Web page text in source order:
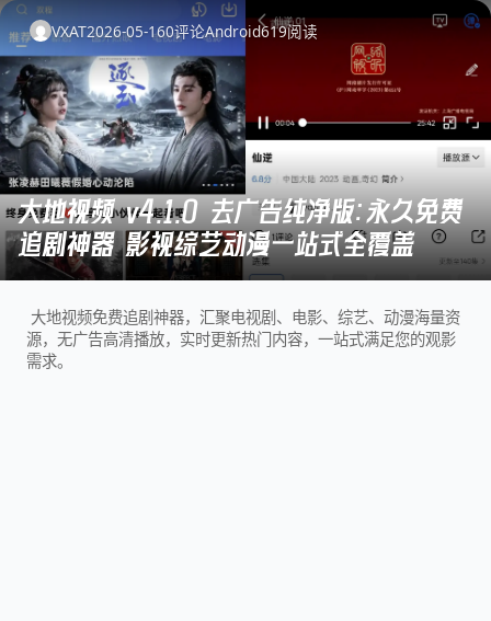
VXAT2026-05-160评论Android619阅读
大地视频 v4.1.0 去广告纯净版：永久免费
追剧神器 影视综艺动漫一站式全覆盖
大地视频免费追剧神器，汇聚电视剧、电影、综艺、动漫海量资
源，无广告高清播放，实时更新热门内容，一站式满足您的观影
需求。